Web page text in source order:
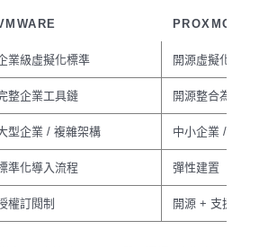
PROXMOX
業級虛擬化標準 開源虛擬化平台
整企業工具鏈 開源整合為主
型企業 / 複雜架構 中小企業 / 彈性
準化導入流程 彈性建置
權訂閱制 開源 + 支援方案